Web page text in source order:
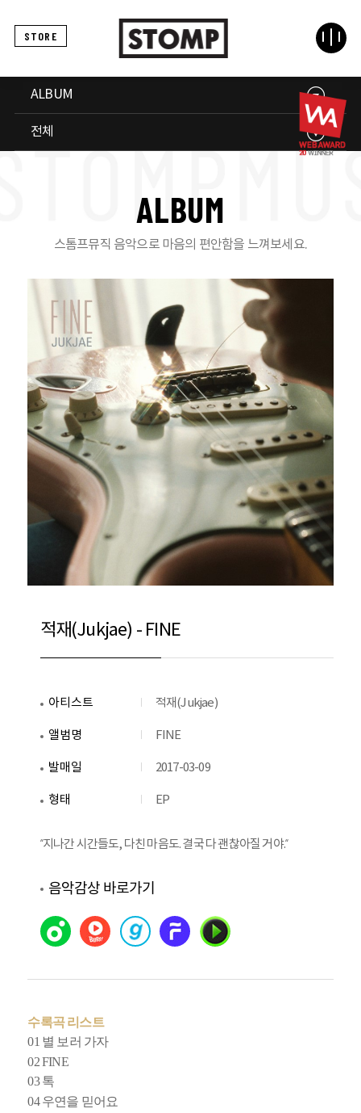
STORE
ALBUM
전체
ALBUM
스톰프뮤직 음악으로 마음의 편안함을 느껴보세요.
적재(Jukjae) - FINE
아티스트 적재(Jukjae)
앨범명 FINE
발매일 2017-03-09
형태 EP
“지나간 시간들도, 다친 마음도. 결국 다 괜찮아질 거야.“
음악감상 바로가기
수록곡 리스트
01 별 보러 가자
02 FINE
03 톡
04 우연을 믿어요